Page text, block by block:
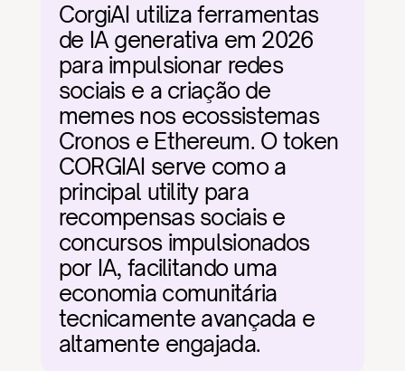
CorgiAI utiliza ferramentas
de IA generativa em 2026
para impulsionar redes
sociais e a criação de
memes nos ecossistemas
Cronos e Ethereum. O token
CORGIAI serve como a
principal utility para
recompensas sociais e
concursos impulsionados
por IA, facilitando uma
economia comunitária
tecnicamente avançada e
altamente engajada.